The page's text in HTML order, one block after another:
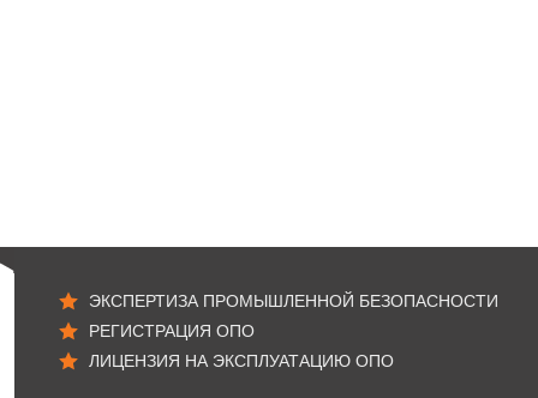
ЭКСПЕРТИЗА ПРОМЫШЛЕННОЙ БЕЗОПАСНОСТИ
РЕГИСТРАЦИЯ ОПО
ЛИЦЕНЗИЯ НА ЭКСПЛУАТАЦИЮ ОПО